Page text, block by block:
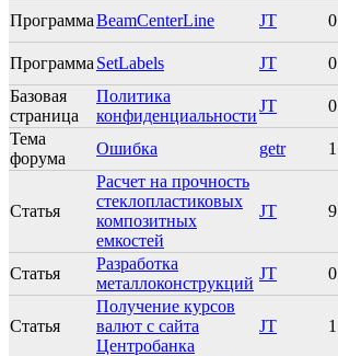
ПрограммаBeamCenterLine JT 0
Программа SetLabels JT 0
Базовая
страница
Политика
конфиденциальности
JT 0
Тема
форума
Ошибка getr 1
Статья
Расчет на прочность
стеклопластиковых
композитных
емкостей
JT 9
Статья
Разработка
металлоконструкций
JT 0
Статья
Получение курсов
валют с сайта
Центробанка
JT 1